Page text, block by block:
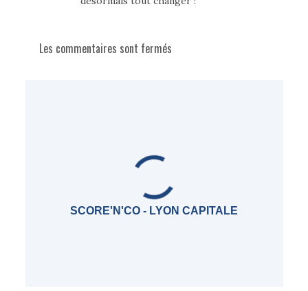
Les commentaires sont fermés
SCORE'N'CO - LYON CAPITALE